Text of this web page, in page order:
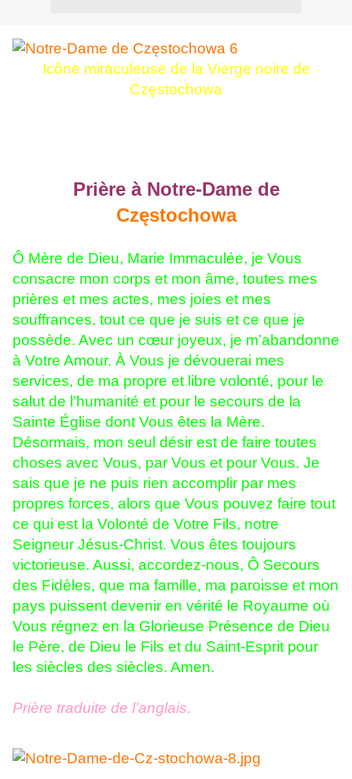
Icône miraculeuse de la Vierge noire de
Częstochowa
Prière à Notre-Dame de
Częstochowa
Ô Mère de Dieu, Marie Immaculée, je Vous
consacre mon corps et mon âme, toutes mes
prières et mes actes, mes joies et mes
souffrances, tout ce que je suis et ce que je
possède. Avec un cœur joyeux, je m’abandonne
à Votre Amour. À Vous je dévouerai mes
services, de ma propre et libre volonté, pour le
salut de l’humanité et pour le secours de la
Sainte Église dont Vous êtes la Mère.
Désormais, mon seul désir est de faire toutes
choses avec Vous, par Vous et pour Vous. Je
sais que je ne puis rien accomplir par mes
propres forces, alors que Vous pouvez faire tout
ce qui est la Volonté de Votre Fils, notre
Seigneur Jésus-Christ. Vous êtes toujours
victorieuse. Aussi, accordez-nous, Ô Secours
des Fidèles, que ma famille, ma paroisse et mon
pays puissent devenir en vérité le Royaume où
Vous régnez en la Glorieuse Présence de Dieu
le Père, de Dieu le Fils et du Saint-Esprit pour
les siècles des siècles. Amen.
Prière traduite de l’anglais.